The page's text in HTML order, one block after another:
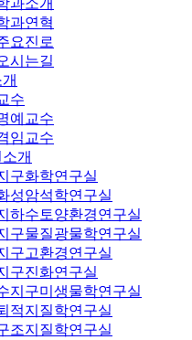
과소개
과연혁
요진로
시는길
수
예교수
임교수
개
구화학연구실
성암석학연구실
하수토양환경연구실
구물질광물학연구실
구고환경연구실
구진화연구실
지구미생물학연구실
적지질학연구실
조지질학연구실